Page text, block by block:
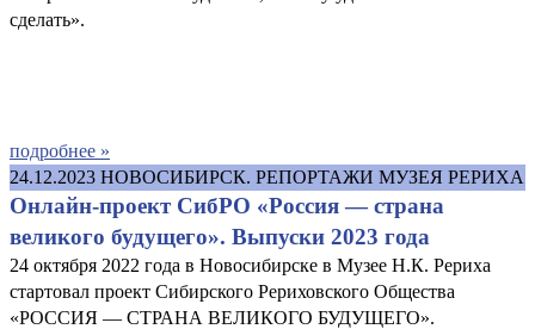
сделать».
подробнее »
24.12.2023 НОВОСИБИРСК. РЕПОРТАЖИ МУЗЕЯ РЕРИХА
Онлайн-проект СибРО «Россия — страна
великого будущего». Выпуски 2023 года
24 октября 2022 года в Новосибирске в Музее Н.К. Рериха
стартовал проект Сибирского Рериховского Общества
«РОССИЯ — СТРАНА ВЕЛИКОГО БУДУЩЕГО».